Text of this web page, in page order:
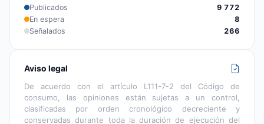
Publicados
9 772
En espera
8
Señalados
266
Aviso legal
De acuerdo con el artículo L111-7-2 del Código de
consumo, las opiniones están sujetas a un control,
clasificadas por orden cronológico decreciente y
conservadas durante toda la duración de ejecución del